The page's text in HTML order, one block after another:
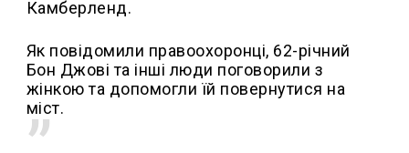
Камберленд.
Як повідомили правоохоронці, 62-річний
Бон Джові та інші люди поговорили з
жінкою та допомогли їй повернутися на
міст.